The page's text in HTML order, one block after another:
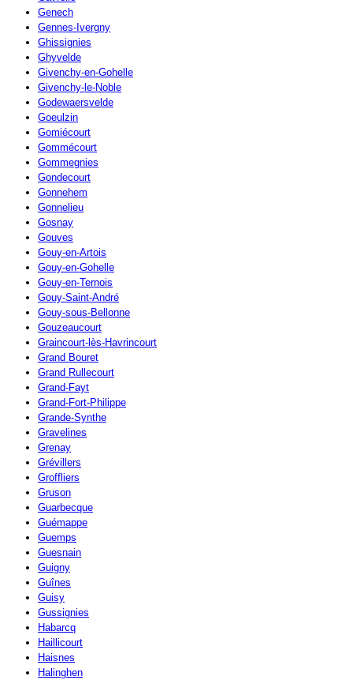
Genech
Gennes-Ivergny
Ghissignies
Ghyvelde
Givenchy-en-Gohelle
Givenchy-le-Noble
Godewaersvelde
Goeulzin
Gomiécourt
Gommécourt
Gommegnies
Gondecourt
Gonnehem
Gonnelieu
Gosnay
Gouves
Gouy-en-Artois
Gouy-en-Gohelle
Gouy-en-Ternois
Gouy-Saint-André
Gouy-sous-Bellonne
Gouzeaucourt
Graincourt-lès-Havrincourt
Grand Bouret
Grand Rullecourt
Grand-Fayt
Grand-Fort-Philippe
Grande-Synthe
Gravelines
Grenay
Grévillers
Groffliers
Gruson
Guarbecque
Guémappe
Guemps
Guesnain
Guigny
Guînes
Guisy
Gussignies
Habarcq
Haillicourt
Haisnes
Halinghen